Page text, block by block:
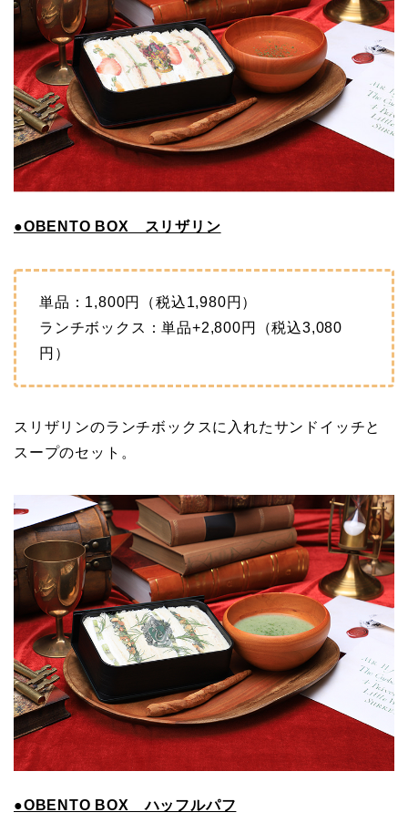
●OBENTO BOX スリザリン
単品：1,800円（税込1,980円）
ランチボックス：単品+2,800円（税込3,080
円）
スリザリンのランチボックスに入れたサンドイッチと
スープのセット。
●OBENTO BOX ハッフルパフ